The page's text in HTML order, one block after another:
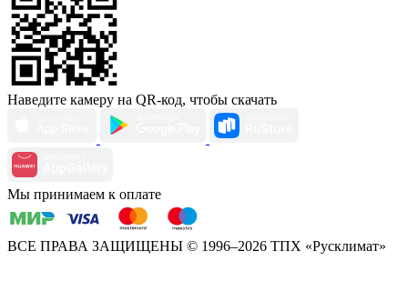
Наведите камеру на QR-код, чтобы скачать
Мы принимаем к оплате
ВСЕ ПРАВА ЗАЩИЩЕНЫ © 1996–2026 ТПХ «Русклимат»